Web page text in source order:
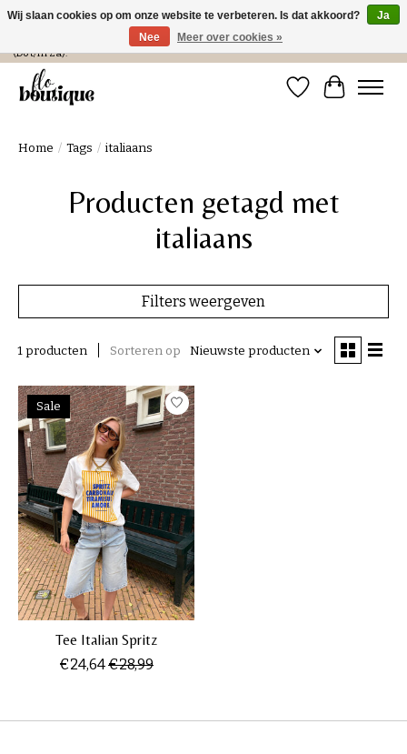
Verzending in NL € 4,99 en gratis bij een bestelling > € 100 of afhalen in de winkel
(Do t/m Za).
Verlanglijst
Home / Tags / italiaans
Producten getagd met
italiaans
Filters weergeven
1 producten Sorteren op Nieuwste producten
Sale
Tee Italian Spritz
€24,64€28,99
Wij slaan cookies op om onze website te verbeteren. Is dat akkoord?
Ja
Nee
Meer over cookies »